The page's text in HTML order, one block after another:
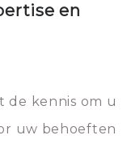
en
de kennis om u
uw behoeften